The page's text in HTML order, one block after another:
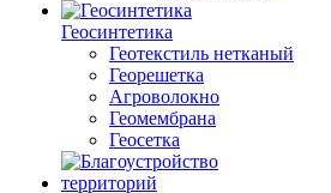
Геосинтетика
Геотекстиль нетканый
Георешетка
Агроволокно
Геомембрана
Геосетка